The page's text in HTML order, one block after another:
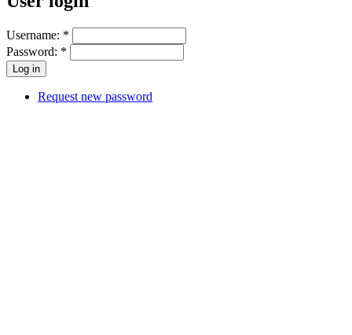
Username: *
Password: *
Request new password